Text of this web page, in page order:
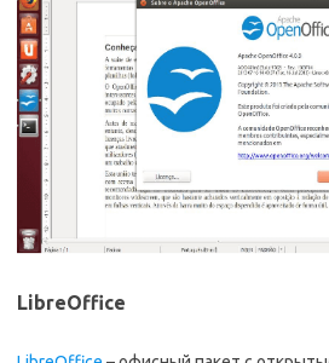
LibreOffice